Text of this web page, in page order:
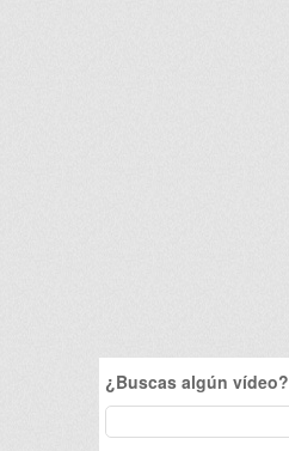
¿Buscas algún vídeo?